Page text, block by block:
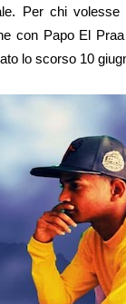
Per chi volesse
con Papo El
lo scorso 10